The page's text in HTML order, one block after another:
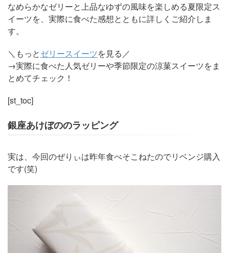
なめらかなゼリーと上品なゆずの風味を楽しめる夏限定ス
イーツを、実際に食べた感想とともに詳しくご紹介しま
す。
＼もっとゼリースイーツを見る／
→実際に食べた人気ゼリーや季節限定の涼菓スイーツをま
とめてチェック！
[st_toc]
銀座あけぼののラッピング
実は、今回のぜりぃは昨年食べそこねたのでリベンジ購入
です(笑)